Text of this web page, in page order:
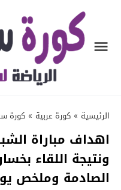
الرئيسية » كورة عربية » كورة
اهداف مباراة
ونتيجة اللقاء
الصادمة وملخص